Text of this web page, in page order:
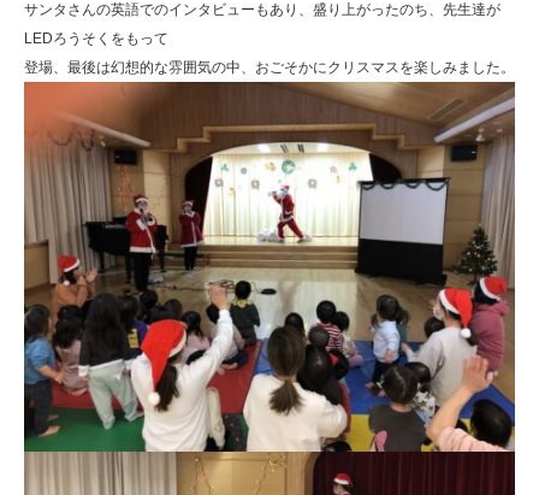
サンタさんの英語でのインタビューもあり、盛り上がったのち、先生達が
LEDろうそくをもって
登場、最後は幻想的な雰囲気の中、おごそかにクリスマスを楽しみました。